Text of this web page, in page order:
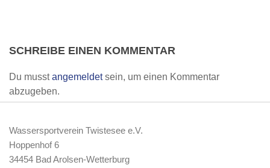
SCHREIBE EINEN KOMMENTAR
Du musstangemeldetsein, um einen Kommentar
abzugeben.
Wassersportverein Twistesee e.V.
Hoppenhof 6
34454 Bad Arolsen-Wetterburg